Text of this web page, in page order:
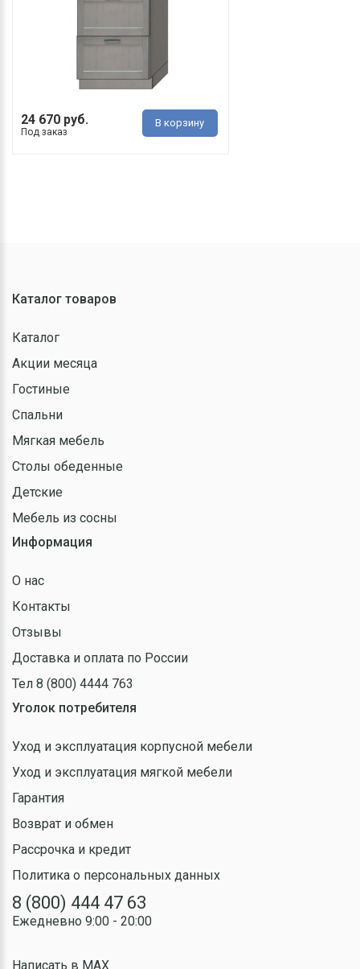
24 670 руб.
Под заказ
В корзину
Каталог товаров
Каталог
Акции месяца
Гостиные
Спальни
Мягкая мебель
Столы обеденные
Детские
Мебель из сосны
Информация
О нас
Контакты
Отзывы
Доставка и оплата по России
Тел 8 (800) 4444 763
Уголок потребителя
Уход и эксплуатация корпусной мебели
Уход и эксплуатация мягкой мебели
Гарантия
Возврат и обмен
Рассрочка и кредит
Политика о персональных данных
8 (800) 444 47 63
Ежедневно 9:00 - 20:00
Написать в MAX